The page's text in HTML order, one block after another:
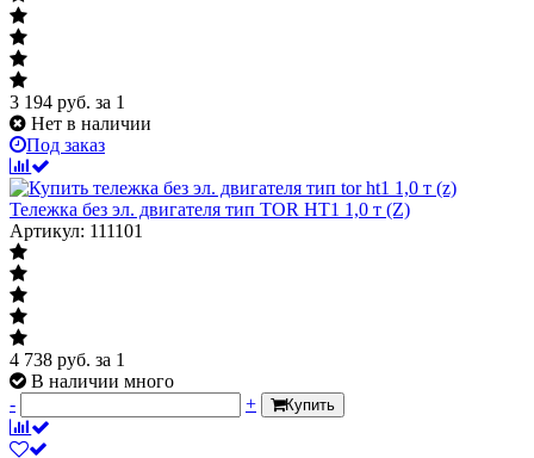
3 194 руб. за 1
Нет в наличии
Под заказ
Тележка без эл. двигателя тип TOR HT1 1,0 т (Z)
Артикул: 111101
4 738 руб. за 1
В наличии много
-
+ Купить